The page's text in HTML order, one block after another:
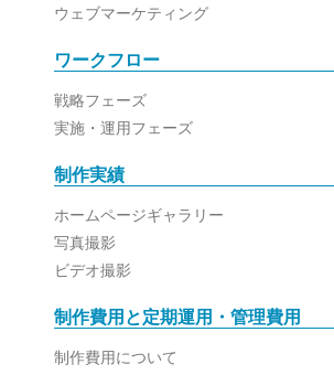
ウェブマーケティング
ワークフロー
戦略フェーズ
実施・運用フェーズ
制作実績
ホームページギャラリー
写真撮影
ビデオ撮影
制作費用と定期運用・管理費用
制作費用について